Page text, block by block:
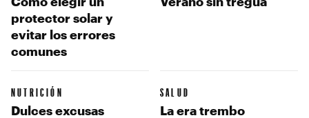
protector solar y
evitar los errores
comunes
NUTRICIÓN
Dulces excusas
SALUD
La era trembo